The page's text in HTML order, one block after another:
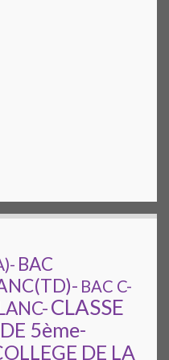
BAC
BAC C-
CLASSE
5ème-
DE LA